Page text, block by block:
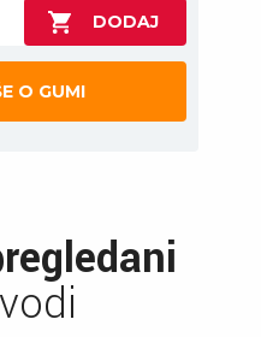
O GUMI